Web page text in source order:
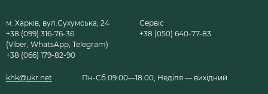
м. Харків, вул.Сухумська, 24
+38 (099) 316-76-36
(Viber, WhatsApp, Telegram)
+38 (066) 179-82-90
Сервіс
+38 (050) 640-77-83
khk@ukr.net Пн-Сб 09:00—18:00, Неділя — вихідний